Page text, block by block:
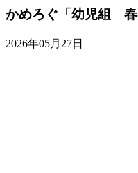
かめろぐ「幼児組 春
2026年05月27日